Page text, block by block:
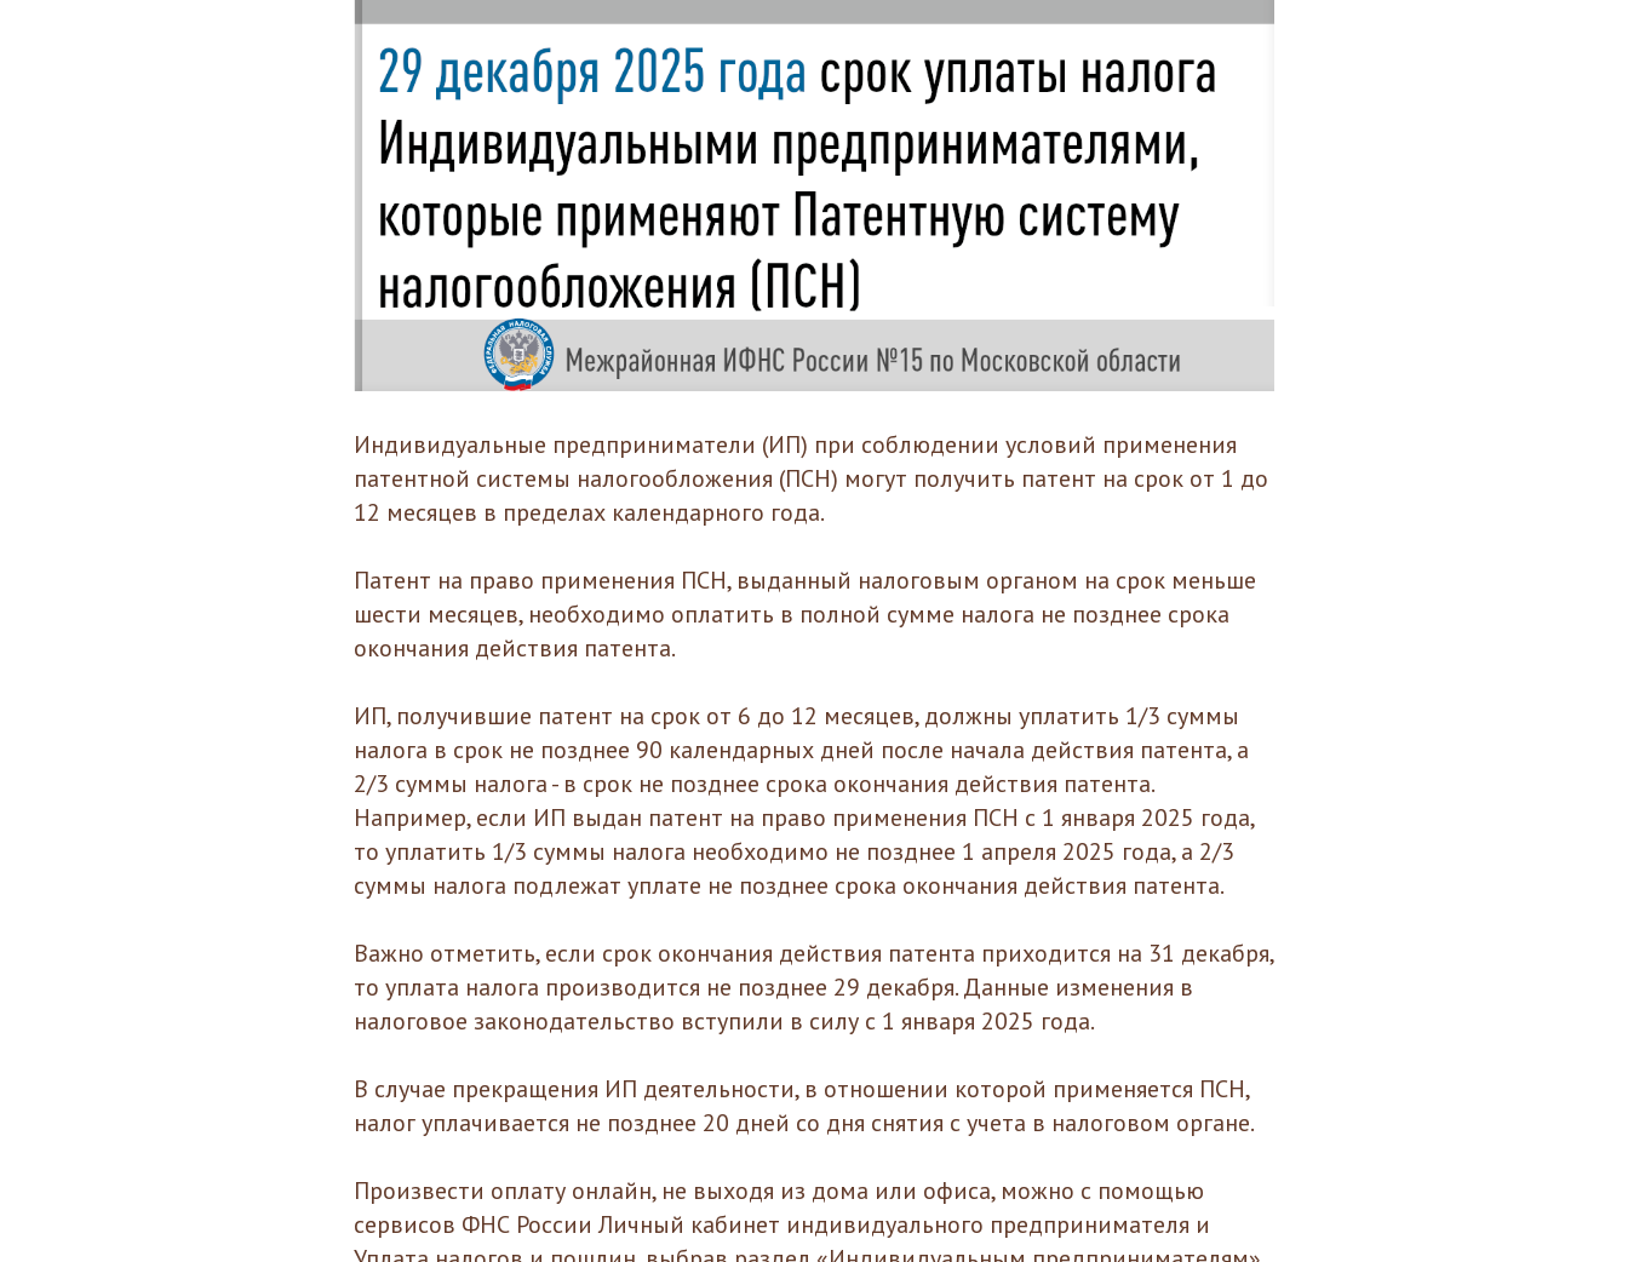
Индивидуальные предприниматели (ИП) при соблюдении условий применения
патентной системы налогообложения (ПСН) могут получить патент на срок от 1 до
12 месяцев в пределах календарного года.
Патент на право применения ПСН, выданный налоговым органом на срок меньше
шести месяцев, необходимо оплатить в полной сумме налога не позднее срока
окончания действия патента.
ИП, получившие патент на срок от 6 до 12 месяцев, должны уплатить 1/3 суммы
налога в срок не позднее 90 календарных дней после начала действия патента, а
2/3 суммы налога - в срок не позднее срока окончания действия патента.
Например, если ИП выдан патент на право применения ПСН с 1 января 2025 года,
то уплатить 1/3 суммы налога необходимо не позднее 1 апреля 2025 года, а 2/3
суммы налога подлежат уплате не позднее срока окончания действия патента.
Важно отметить, если срок окончания действия патента приходится на 31 декабря,
то уплата налога производится не позднее 29 декабря. Данные изменения в
налоговое законодательство вступили в силу с 1 января 2025 года.
В случае прекращения ИП деятельности, в отношении которой применяется ПСН,
налог уплачивается не позднее 20 дней со дня снятия с учета в налоговом органе.
Произвести оплату онлайн, не выходя из дома или офиса, можно с помощью
сервисов ФНС России Личный кабинет индивидуального предпринимателя и